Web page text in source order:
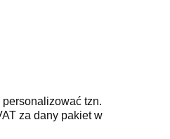
tzn.
za dany pakiet w